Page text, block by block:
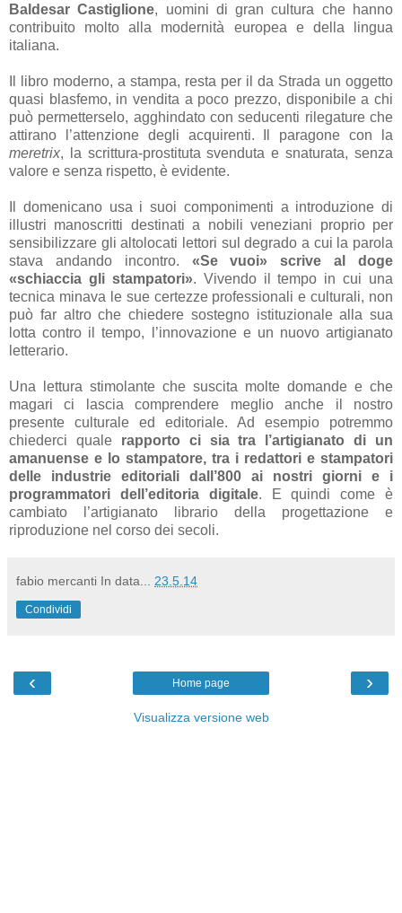
Baldesar Castiglione, uomini di gran cultura che hanno
contribuito molto alla modernità europea e della lingua
italiana.
Il libro moderno, a stampa, resta per il da Strada un oggetto
quasi blasfemo, in vendita a poco prezzo, disponibile a chi
può permetterselo, agghindato con seducenti rilegature che
attirano l’attenzione degli acquirenti. Il paragone con la
meretrix, la scrittura-prostituta svenduta e snaturata, senza
valore e senza rispetto, è evidente.
Il domenicano usa i suoi componimenti a introduzione di
illustri manoscritti destinati a nobili veneziani proprio per
sensibilizzare gli altolocati lettori sul degrado a cui la parola
stava andando incontro. «Se vuoi» scrive al doge
«schiaccia gli stampatori». Vivendo il tempo in cui una
tecnica minava le sue certezze professionali e culturali, non
può far altro che chiedere sostegno istituzionale alla sua
lotta contro il tempo, l’innovazione e un nuovo artigianato
letterario.
Una lettura stimolante che suscita molte domande e che
magari ci lascia comprendere meglio anche il nostro
presente culturale ed editoriale. Ad esempio potremmo
chiederci quale rapporto ci sia tra l’artigianato di un
amanuense e lo stampatore, tra i redattori e stampatori
delle industrie editoriali dall’800 ai nostri giorni e i
programmatori dell’editoria digitale. E quindi come è
cambiato l’artigianato librario della progettazione e
riproduzione nel corso dei secoli.
fabio mercanti In data... 23.5.14
Condividi
‹ ›
Home page
Visualizza versione web